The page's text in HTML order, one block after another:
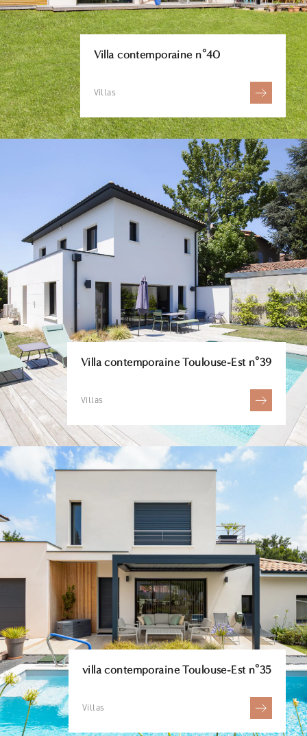
Villa contemporaine n°40
Villas
Villa contemporaine Toulouse-Est n°39
Villas
villa contemporaine Toulouse-Est n°35
Villas